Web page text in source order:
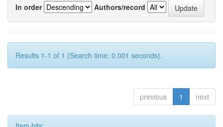
In order
Authors/record
Results 1-1 of 1 (Search time: 0.001 seconds).
previous 1 next